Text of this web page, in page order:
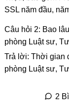
SSL năm đầu,
Câu hỏi 2: Bao
phòng Luật sư,
Trả lời: Thời gian
phòng Luật sư,
2